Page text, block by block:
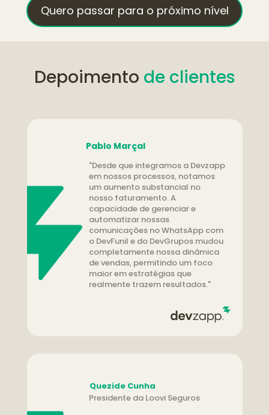
Quero passar para o próximo nível
Depoimento de clientes
Presidente da Loovi Seguros
Quezide Cunha
Pablo Marçal
"Desde que integramos a Devzapp
em nossos processos, notamos
um aumento substancial no
nosso faturamento. A
capacidade de gerenciar e
automatizar nossas
comunicações no WhatsApp com
o DevFunil e do DevGrupos mudou
completamente nossa dinâmica
de vendas, permitindo um foco
maior em estratégias que
realmente trazem resultados."